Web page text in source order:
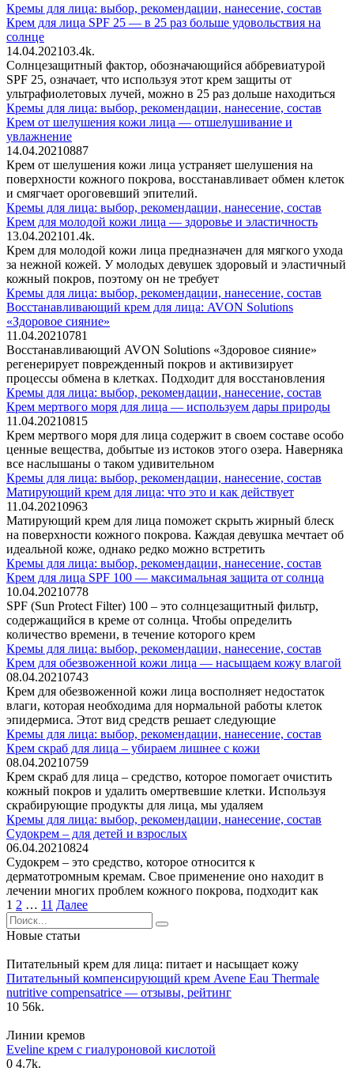
Кремы для лица: выбор, рекомендации, нанесение, состав
Крем для лица SPF 25 — в 25 раз больше удовольствия на
солнце
14.04.202103.4k.
Солнцезащитный фактор, обозначающийся аббревиатурой
SPF 25, означает, что используя этот крем защиты от
ультрафиолетовых лучей, можно в 25 раз дольше находиться
Кремы для лица: выбор, рекомендации, нанесение, состав
Крем от шелушения кожи лица — отшелушивание и
увлажнение
14.04.20210887
Крем от шелушения кожи лица устраняет шелушения на
поверхности кожного покрова, восстанавливает обмен клеток
и смягчает ороговевший эпителий.
Кремы для лица: выбор, рекомендации, нанесение, состав
Крем для молодой кожи лица — здоровье и эластичность
13.04.202101.4k.
Крем для молодой кожи лица предназначен для мягкого ухода
за нежной кожей. У молодых девушек здоровый и эластичный
кожный покров, поэтому он не требует
Кремы для лица: выбор, рекомендации, нанесение, состав
Восстанавливающий крем для лица: AVON Solutions
«Здоровое сияние»
11.04.20210781
Восстанавливающий AVON Solutions «Здоровое сияние»
регенерирует поврежденный покров и активизирует
процессы обмена в клетках. Подходит для восстановления
Кремы для лица: выбор, рекомендации, нанесение, состав
Крем мертвого моря для лица — используем дары природы
11.04.20210815
Крем мертвого моря для лица содержит в своем составе особо
ценные вещества, добытые из истоков этого озера. Наверняка
все наслышаны о таком удивительном
Кремы для лица: выбор, рекомендации, нанесение, состав
Матирующий крем для лица: что это и как действует
11.04.20210963
Матирующий крем для лица поможет скрыть жирный блеск
на поверхности кожного покрова. Каждая девушка мечтает об
идеальной коже, однако редко можно встретить
Кремы для лица: выбор, рекомендации, нанесение, состав
Крем для лица SPF 100 — максимальная защита от солнца
10.04.20210778
SPF (Sun Protect Filter) 100 – это солнцезащитный фильтр,
содержащийся в креме от солнца. Чтобы определить
количество времени, в течение которого крем
Кремы для лица: выбор, рекомендации, нанесение, состав
Крем для обезвоженной кожи лица — насыщаем кожу влагой
08.04.20210743
Крем для обезвоженной кожи лица восполняет недостаток
влаги, которая необходима для нормальной работы клеток
эпидермиса. Этот вид средств решает следующие
Кремы для лица: выбор, рекомендации, нанесение, состав
Крем скраб для лица – убираем лишнее с кожи
08.04.20210759
Крем скраб для лица – средство, которое помогает очистить
кожный покров и удалить омертвевшие клетки. Используя
скрабирующие продукты для лица, мы удаляем
Кремы для лица: выбор, рекомендации, нанесение, состав
Судокрем – для детей и взрослых
06.04.20210824
Судокрем – это средство, которое относится к
дерматотромным кремам. Свое применение оно находит в
лечении многих проблем кожного покрова, подходит как
Пагинация
записей
1 2 … 11 Далее
Search
for:
Новые статьи
Питательный крем для лица: питает и насыщает кожу
Питательный компенсирующий крем Avene Eau Thermale
nutritive compensatrice — отзывы, рейтинг
10 56k.
Линии кремов
Eveline крем с гиалуроновой кислотой
0 4.7k.